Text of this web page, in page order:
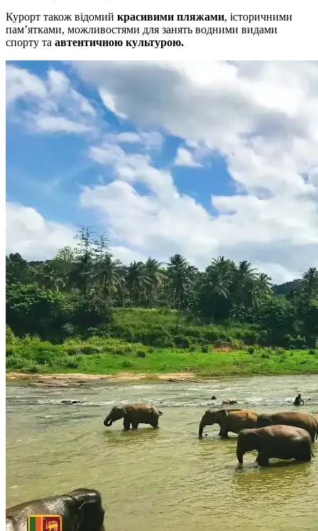
Курорт також відомий красивими пляжами, історичними
пам’ятками, можливостями для занять водними видами
спорту та автентичною культурою.